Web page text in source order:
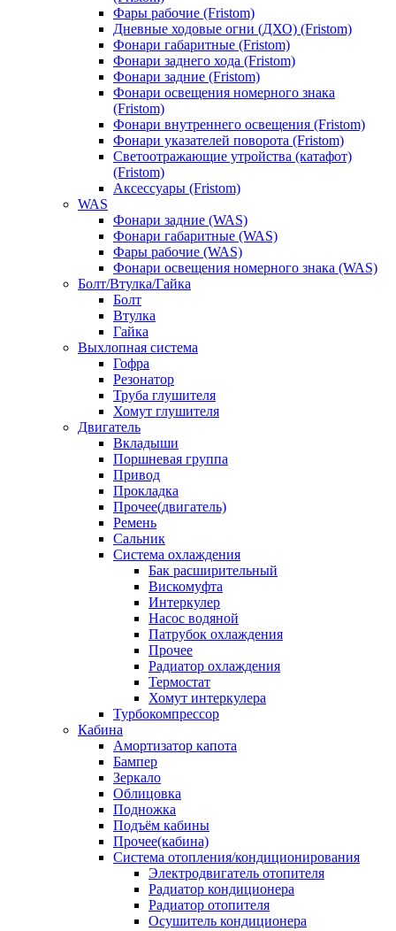
Фары рабочие (Fristom)
Дневные ходовые огни (ДХО) (Fristom)
Фонари габаритные (Fristom)
Фонари заднего хода (Fristom)
Фонари задние (Fristom)
Фонари освещения номерного знака
(Fristom)
Фонари внутреннего освещения (Fristom)
Фонари указателей поворота (Fristom)
Светоотражающие утройства (катафот)
(Fristom)
Аксессуары (Fristom)
WAS
Фонари задние (WAS)
Фонари габаритные (WAS)
Фары рабочие (WAS)
Фонари освещения номерного знака (WAS)
Болт/Втулка/Гайка
Болт
Втулка
Гайка
Выхлопная система
Гофра
Резонатор
Труба глушителя
Хомут глушителя
Двигатель
Вкладыши
Поршневая группа
Привод
Прокладка
Прочее(двигатель)
Ремень
Сальник
Система охлаждения
Бак расширительный
Вискомуфта
Интеркулер
Насос водяной
Патрубок охлаждения
Прочее
Радиатор охлаждения
Термостат
Хомут интеркулера
Турбокомпрессор
Кабина
Амортизатор капота
Бампер
Зеркало
Облицовка
Подножка
Подъём кабины
Прочее(кабина)
Система отопления/кондиционирования
Электродвигатель отопителя
Радиатор кондиционера
Радиатор отопителя
Осушитель кондиционера